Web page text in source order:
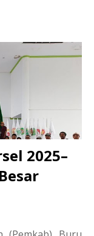
2025–